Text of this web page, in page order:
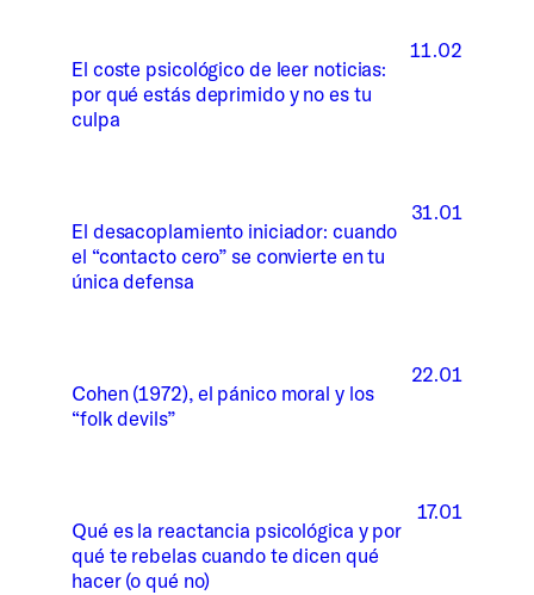
El coste psicológico de leer noticias:
por qué estás deprimido y no es tu
culpa
11.02
El desacoplamiento iniciador: cuando
el “contacto cero” se convierte en tu
única defensa
31.01
Cohen (1972), el pánico moral y los
“folk devils”
22.01
Qué es la reactancia psicológica y por
qué te rebelas cuando te dicen qué
hacer (o qué no)
17.01